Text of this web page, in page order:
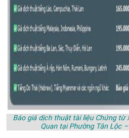
Báo giá dịch thuật tài liệu Chứng từ
Quan tại Phường Tân Lộc –